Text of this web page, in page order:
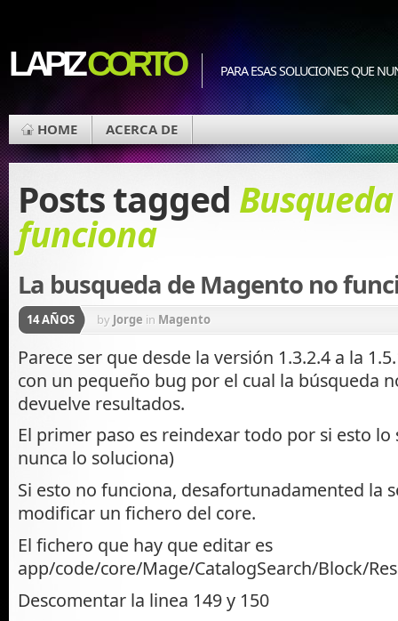
LAPIZCORTO PARA ESAS SOLUCIONES QUE
HOME ACERCA DE
Posts tagged
funciona
La busqueda de Magento no
14 AÑOS by Jorge in Magento
Parece ser que desde la versión 1.3.2.4 a la
con un pequeño bug por el cual la búsqueda
devuelve resultados.
El primer paso es reindexar todo por si esto lo
nunca lo soluciona)
Si esto no funciona, desafortunadamented la
modificar un fichero del core.
El fichero que hay que editar es
app/code/core/Mage/CatalogSearch/Block/
Descomentar la linea 149 y 150